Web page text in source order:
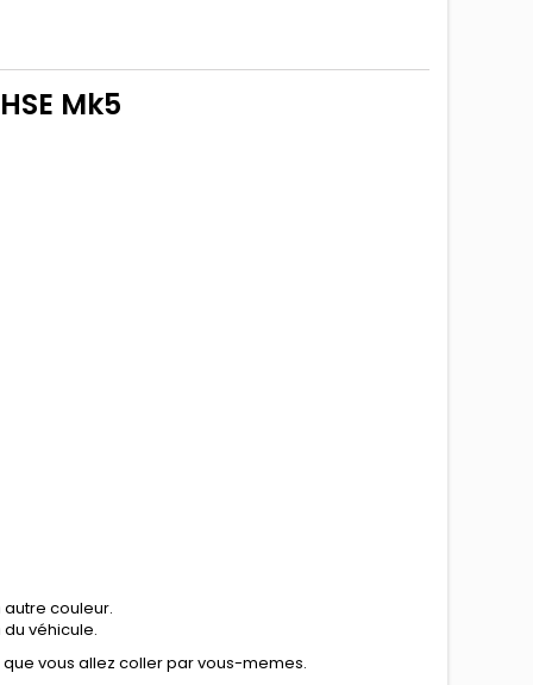
Mk5
couleur.
véhicule.
vous allez coller par vous-memes.